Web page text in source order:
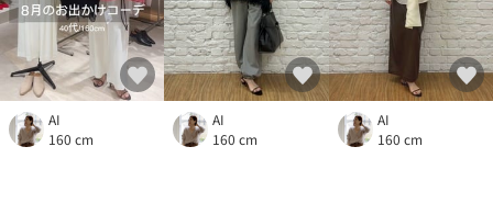
AI
160 cm
AI
160 cm
AI
160 cm